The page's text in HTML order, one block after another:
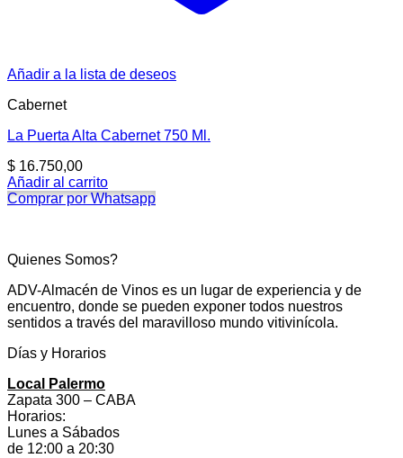
Añadir a la lista de deseos
Cabernet
La Puerta Alta Cabernet 750 Ml.
$ 16.750,00
Añadir al carrito
Comprar por Whatsapp
Quienes Somos?
ADV-Almacén de Vinos es un lugar de experiencia y de
encuentro, donde se pueden exponer todos nuestros
sentidos a través del maravilloso mundo vitivinícola.
Días y Horarios
Local Palermo
Zapata 300 – CABA
Horarios:
Lunes a Sábados
de 12:00 a 20:30